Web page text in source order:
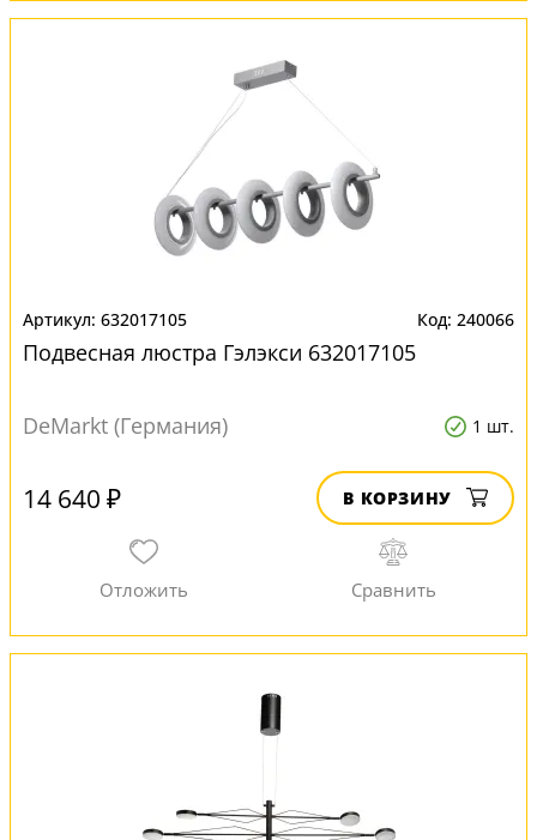
632017105 240066
Подвесная люстра Гэлэкси 632017105
DeMarkt (Германия) 1 шт.
14 640 ₽ В КОРЗИНУ